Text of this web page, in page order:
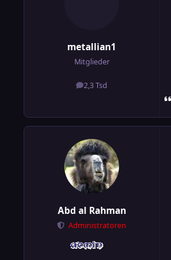
metallian1
Mitglieder
2,3 Tsd
Beiträge
Abd al Rahman
Administratoren